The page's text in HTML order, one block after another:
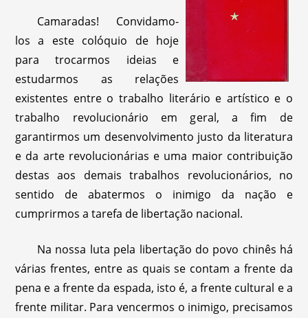
Camaradas! Convidamo-
los a este colóquio de hoje
para trocarmos ideias e
estudarmos as relações
existentes entre o trabalho literário e artístico e o
trabalho revolucionário em geral, a fim de
garantirmos um desenvolvimento justo da literatura
e da arte revolucionárias e uma maior contribuição
destas aos demais trabalhos revolucionários, no
sentido de abatermos o inimigo da nação e
cumprirmos a tarefa de libertação nacional.
Na nossa luta pela libertação do povo chinês há
várias frentes, entre as quais se contam a frente da
pena e a frente da espada, isto é, a frente cultural e a
frente militar. Para vencermos o inimigo, precisamos